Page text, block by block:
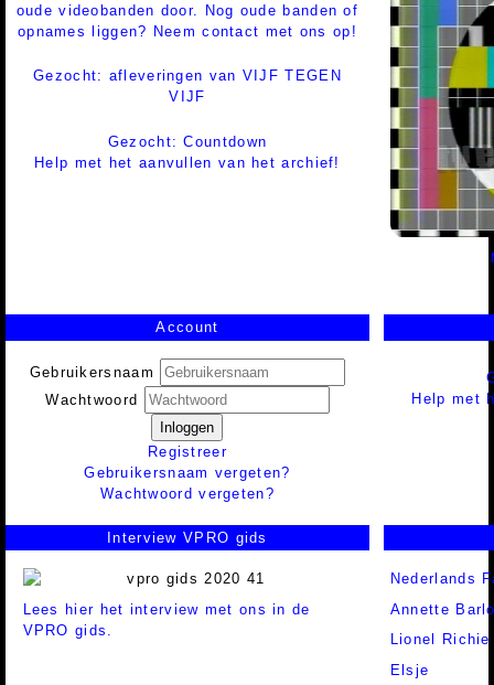
oude videobanden door. Nog oude banden of
opnames liggen? Neem contact met ons op!
Gezocht: afleveringen van VIJF TEGEN
VIJF
Gezocht: Countdown
Help met het aanvullen van het archief!
Account
Gebruikersnaam
Wachtwoord
Inloggen
Registreer
Gebruikersnaam vergeten?
Wachtwoord vergeten?
Help met
Interview VPRO gids
Lees hier het interview met ons in de
VPRO gids.
Nederlands
Annette
Lionel Richie
Elsje